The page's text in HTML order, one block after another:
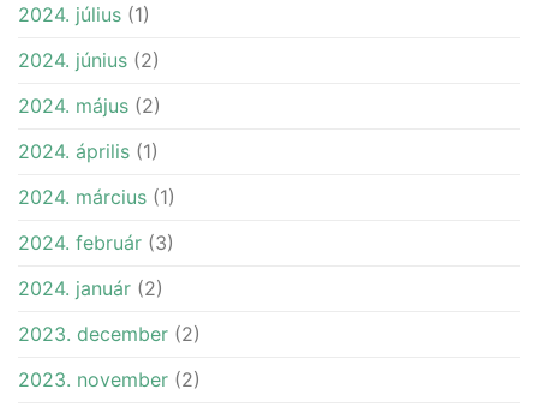
2024. július (1)
2024. június (2)
2024. május (2)
2024. április (1)
2024. március (1)
2024. február (3)
2024. január (2)
2023. december (2)
2023. november (2)